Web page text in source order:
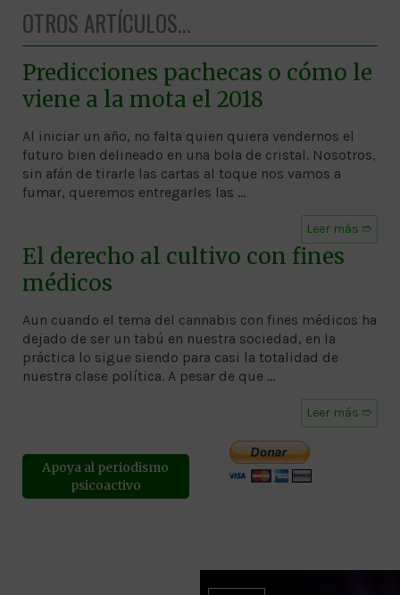
OTROS ARTÍCULOS...
Predicciones pachecas o cómo le
viene a la mota el 2018
Al iniciar un año, no falta quien quiera vendernos el
futuro bien delineado en una bola de cristal. Nosotros,
sin afán de tirarle las cartas al toque nos vamos a
fumar, queremos entregarles las …
Leer más ➱
El derecho al cultivo con fines
médicos
Aun cuando el tema del cannabis con fines médicos ha
dejado de ser un tabú en nuestra sociedad, en la
práctica lo sigue siendo para casi la totalidad de
nuestra clase política. A pesar de que …
Leer más ➱
Apoya al periodismo
psicoactivo